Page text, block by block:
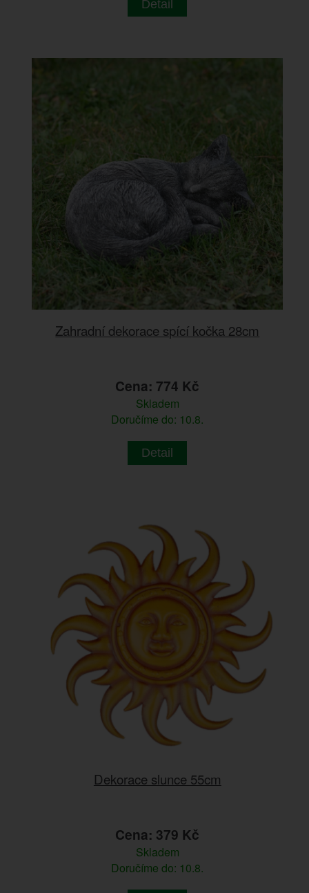
Detail
Zahradní dekorace spící kočka 28cm
Cena: 774 Kč
Skladem
Doručíme do: 10.8.
Detail
Dekorace slunce 55cm
Cena: 379 Kč
Skladem
Doručíme do: 10.8.